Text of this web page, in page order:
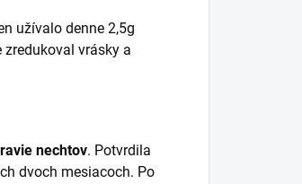
užívalo denne 2,5g
zredukoval vrásky a
nechtov. Potvrdila
dvoch mesiacoch. Po